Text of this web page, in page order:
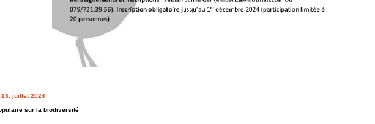
juillet 2024
sur la biodiversité